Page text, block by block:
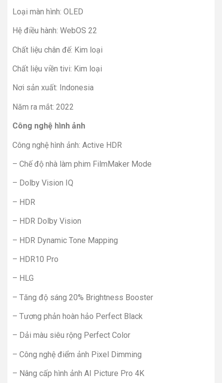
Loại màn hình: OLED
Hệ điều hành: WebOS 22
Chất liệu chân đế: Kim loại
Chất liệu viền tivi: Kim loại
Nơi sản xuất: Indonesia
Năm ra mắt: 2022
Công nghệ hình ảnh
Công nghệ hình ảnh: Active HDR
– Chế độ nhà làm phim FilmMaker Mode
– Dolby Vision IQ
– HDR
– HDR Dolby Vision
– HDR Dynamic Tone Mapping
– HDR10 Pro
– HLG
– Tăng độ sáng 20% Brightness Booster
– Tương phản hoàn hảo Perfect Black
– Dải màu siêu rộng Perfect Color
– Công nghệ điểm ảnh Pixel Dimming
– Nâng cấp hình ảnh AI Picture Pro 4K